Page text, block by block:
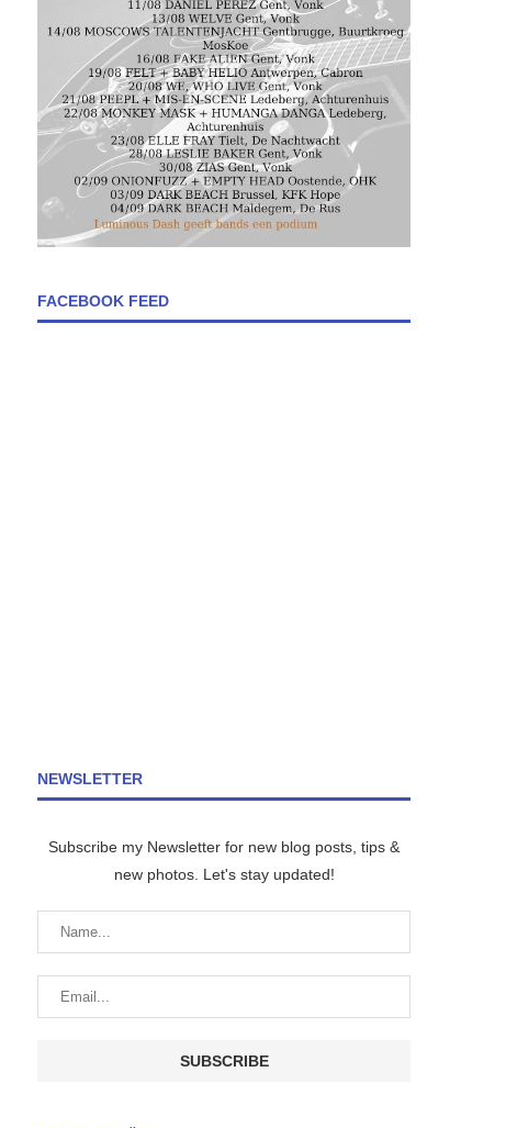
FACEBOOK FEED
NEWSLETTER
Subscribe my Newsletter for new blog posts, tips &
new photos. Let's stay updated!